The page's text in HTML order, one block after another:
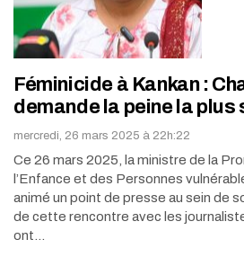
Féminicide à Kankan :
demande la peine la plus
mercredi, 26 mars 2025 à 22h:22
Ce 26 mars 2025, la ministre de la
l’Enfance et des Personnes
animé un point de presse au sein de
de cette rencontre avec les
ont…